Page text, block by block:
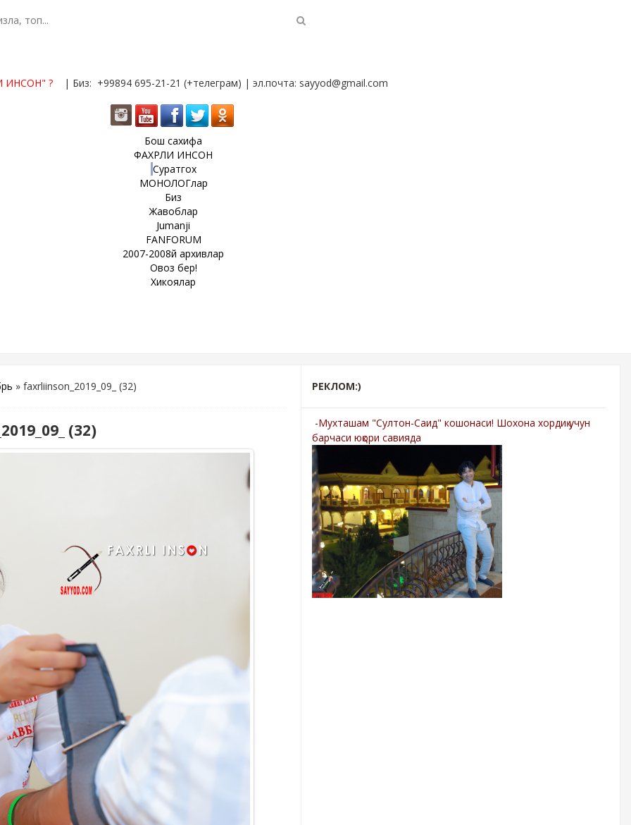
ИНСОН"? | Биз: +99894 695-21-21 (+телеграм) | эл.почта: sayyod@gmail.com
Бош сахифа
ФАХРЛИ ИНСОН
Суратгох
МОНОЛОГлар
Биз
Жавоблар
Jumanji
FANFORUM
2007-2008й архивлар
Овоз бер!
Хикоялар
» faxrliinson_2019_09_ (32)
(32)
РЕКЛОМ:)
-Мухташам "Султон-Саид" кошонаси! Шохона хордиқ учун
барчаси юқори савияда